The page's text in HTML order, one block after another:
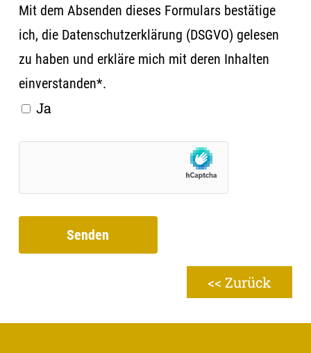
Mit dem Absenden dieses Formulars bestätige
ich, die Datenschutzerklärung (DSGVO) gelesen
zu haben und erkläre mich mit deren Inhalten
einverstanden*.
Ja
<< Zurück